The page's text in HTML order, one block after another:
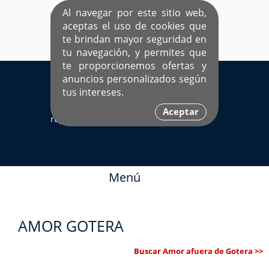
Al navegar por este sitio web,
aceptas el uso de cookies que
te brindan mayor seguridad en
tu navegación, y permites que
te proporcionemos ofertas y
anuncios personalizados según
tus intereses.
Aceptar
EL ÚNICO SITIO DEDICADO A SOLTEROS
HISPANOS COMO TÚ
Ingresa aquí
Sí ya estás
registrado
Menú
AMOR GOTERA
Buscar Amor afuera de Gotera >>